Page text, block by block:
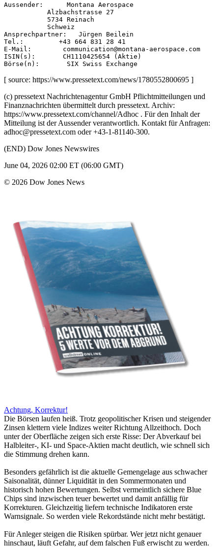
Aussender:      Montana Aerospace
           Alzbachstrasse 27
           5734 Reinach
           Schweiz
Ansprechpartner:   Jürgen Beilein
Tel.:         +43 664 831 28 41
E-Mail:        communication@montana-aerospace.com
ISIN(s):       CH1110425654 (Aktie)
[ source: https://www.pressetext.com/news/1780552800695 ]
(c) pressetext Nachrichtenagentur GmbH Pflichtmitteilungen und
Finanznachrichten übermittelt durch pressetext. Archiv:
https://www.pressetext.com/channel/Adhoc . Für den Inhalt der
Mitteilung ist der Aussender verantwortlich. Kontakt für Anfragen:
adhoc@pressetext.com oder +43-1-81140-300.
(END) Dow Jones Newswires
June 04, 2026 02:00 ET (06:00 GMT)
© 2026 Dow Jones News
Achtung, Korrektur!
Die Börsen laufen heiß. Trotz geopolitischer Krisen und steigender
Zinsen klettern viele Indizes weiter Richtung Allzeithoch. Doch
unter der Oberfläche zeigen sich erste Risse: Der Abverkauf bei
Halbleiter-, KI- und Space-Aktien macht deutlich, wie schnell sich
die Stimmung drehen kann.
Besonders gefährlich ist die aktuelle Gemengelage aus schwacher
Saisonalität, dünner Liquidität in den Sommermonaten und
historisch hohen Bewertungen. Selbst vermeintlich sichere Blue
Chips sind inzwischen teuer bewertet und damit anfällig für
Korrekturen. Gleichzeitig liefern technische Indikatoren erste
Warnsignale. So werden viele Rekordstände nicht mehr bestätigt.
Für Anleger steigen die Risiken spürbar. Wer jetzt nicht genauer
hinschaut, läuft Gefahr, auf dem falschen Fuß erwischt zu werden.